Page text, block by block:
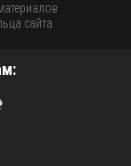
сайта